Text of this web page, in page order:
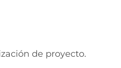
de proyecto.